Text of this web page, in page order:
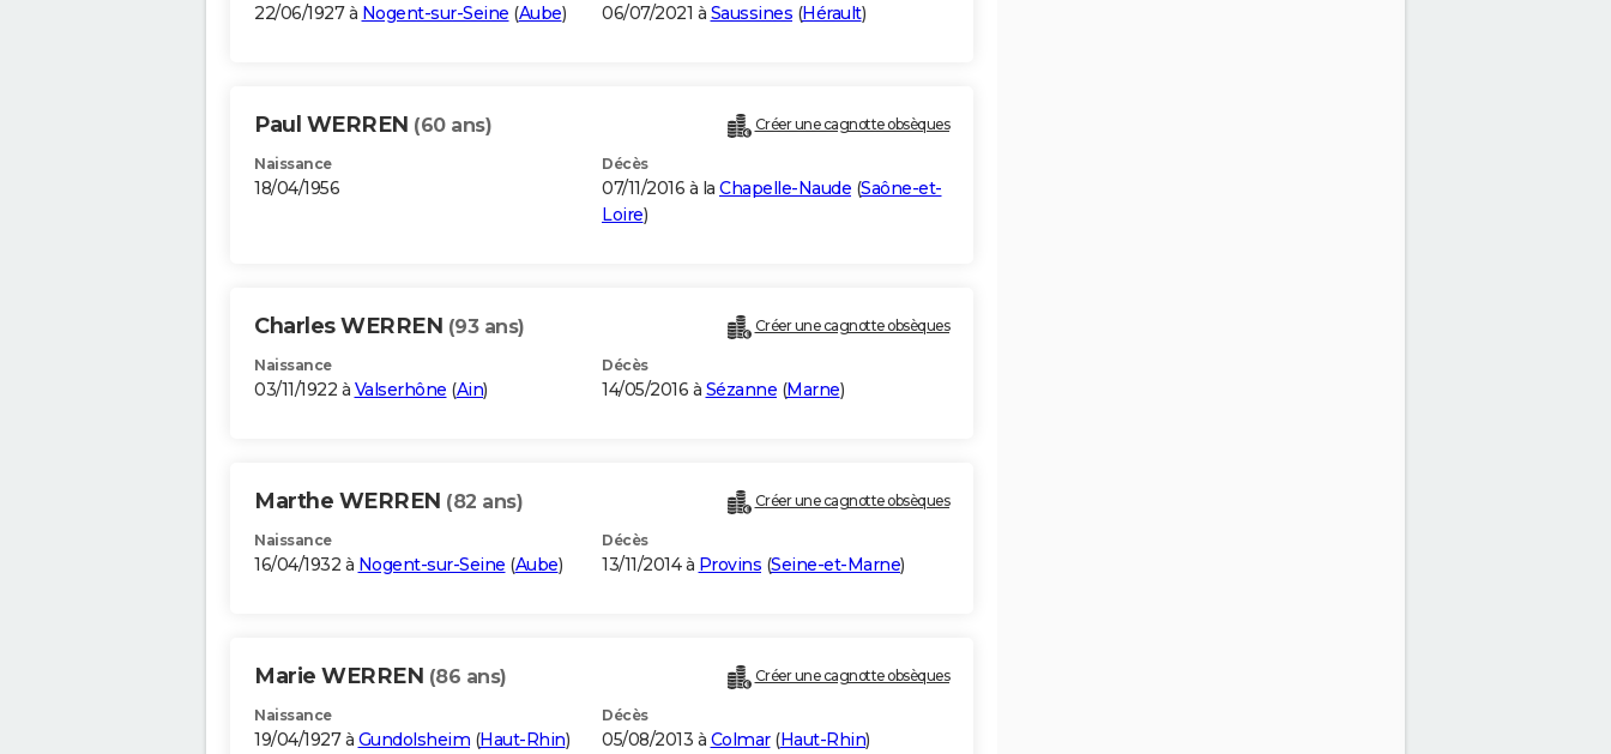
22/06/1927 à Nogent-sur-Seine (Aube) 06/07/2021 à Saussines (Hérault)
Paul WERREN (60 ans) Créer une cagnotte obsèques
Naissance
18/04/1956
Décès
07/11/2016 à la Chapelle-Naude (Saône-et-
Loire)
Charles WERREN (93 ans) Créer une cagnotte obsèques
Naissance
03/11/1922 à Valserhône (Ain)
Décès
14/05/2016 à Sézanne (Marne)
Marthe WERREN (82 ans) Créer une cagnotte obsèques
Naissance
16/04/1932 à Nogent-sur-Seine (Aube)
Décès
13/11/2014 à Provins (Seine-et-Marne)
Marie WERREN (86 ans) Créer une cagnotte obsèques
Naissance
19/04/1927 à Gundolsheim (Haut-Rhin)
Décès
05/08/2013 à Colmar(Haut-Rhin)